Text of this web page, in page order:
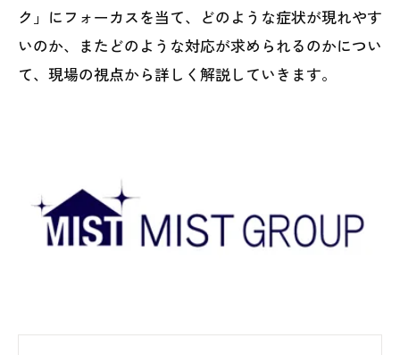
ク」にフォーカスを当て、どのような症状が現れやす
いのか、またどのような対応が求められるのかについ
て、現場の視点から詳しく解説していきます。